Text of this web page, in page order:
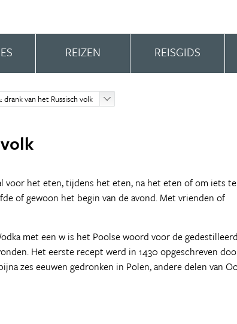
REIZEN REISGIDS
drank van het Russisch volk
voor het eten, tijdens het eten, na het eten of om iets te
of gewoon het begin van de avond. Met vrienden of
met een w is het Poolse woord voor de
Het eerste recept werd in 1430 opgeschreven
zes eeuwen gedronken in Polen, andere delen van